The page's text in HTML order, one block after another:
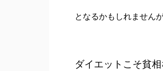
となるかもしれませんが
ダイエットこそ貧